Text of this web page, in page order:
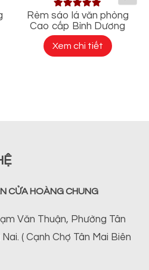
Rèm sáo lá văn phòng
Cao cấp Bình Dương
Xem chi tiết
CỬA HOÀNG CHUNG
Văn Thuận, Phường Tân
( Cạnh Chợ Tân Mai Biên